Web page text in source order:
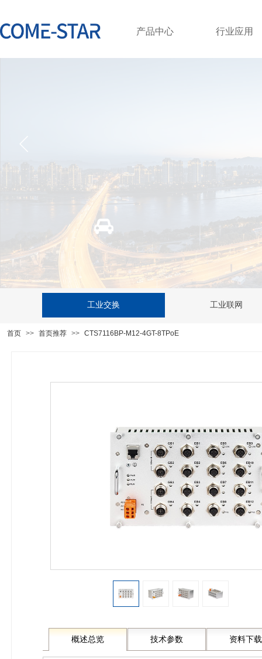
产品中心 行业应用
工业交换 工业联网
首页 >> 首页推荐 >> CTS7116BP-M12-4GT-8TPoE
概述总览 技术参数 资料下载